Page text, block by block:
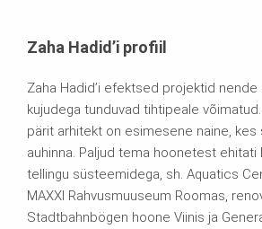
Zaha Hadid’i profiil
Zaha Hadid’i efektsed projektid
kujudega tunduvad tihtipeale
pärit arhitekt on esimesene naine, kes
auhinna. Paljud tema hoonetest ehitati
tellingu süsteemidega, sh. Aquatics
MAXXI Rahvusmuuseum Roomas,
Stadtbahnbögen hoone Viinis ja